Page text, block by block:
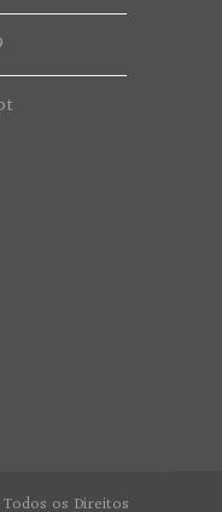
os Direitos